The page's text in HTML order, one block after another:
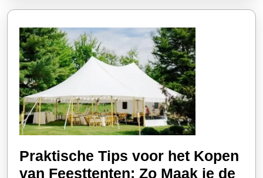
Praktische Tips voor het Kopen
van Feesttenten: Zo Maak je de